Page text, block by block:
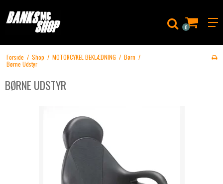
0
Forside / Shop / MOTORCYKEL BEKLÆDNING / Børn /
Børne Udstyr
BØRNE UDSTYR